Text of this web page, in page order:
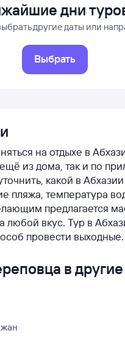
дни
другие даты или
Выбрать
на отдыхе в
из дома, так и по
какой в Абхазии
пляжа, температура
предлагается
любой вкус. Тур в
провести выходные.
в